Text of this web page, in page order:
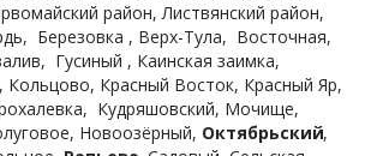
район, Листвянский район,
Березовка , Верх-Тула,  Восточная,
Гусиный , Каинская заимка,
Кудряшовский, Мочище,
Новоозёрный, Октябрьский,